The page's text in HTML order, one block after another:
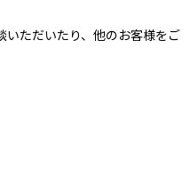
いただいたり、他のお客様をご